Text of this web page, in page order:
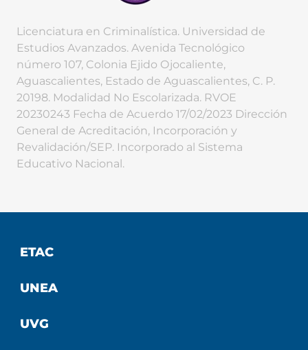
Licenciatura en Criminalística. Universidad de
Estudios Avanzados. Avenida Tecnológico
número 107, Colonia Ejido Ojocaliente,
Aguascalientes, Estado de Aguascalientes, C. P.
20198. Modalidad No Escolarizada. RVOE
20230243 Fecha de Acuerdo 17/02/2023 Dirección
General de Acreditación, Incorporación y
Revalidación/SEP. Incorporado al Sistema
Educativo Nacional.
ETAC
UNEA
UVG